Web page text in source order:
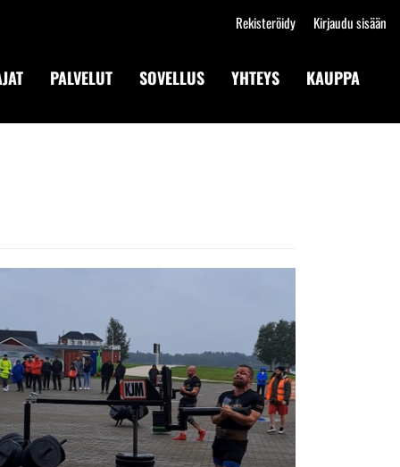
Rekisteröidy Kirjaudu sisään
PALVELUT SOVELLUS YHTEYS KAUPPA